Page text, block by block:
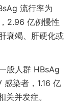
流行率为
2.96 亿例慢性
衰竭、肝硬化或
般人群 HBsAg
染者，1.16 亿
并发症。